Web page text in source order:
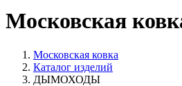
Московская
Московская ковка
Каталог изделий
ДЫМОХОДЫ